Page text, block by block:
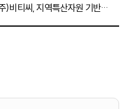
전남바이오진흥원-(주)비티씨, 지역특산자원 기반 건강기능식품 개발 ‘맞손’